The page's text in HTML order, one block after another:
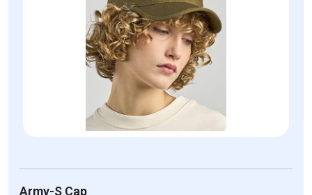
Army-S Cap